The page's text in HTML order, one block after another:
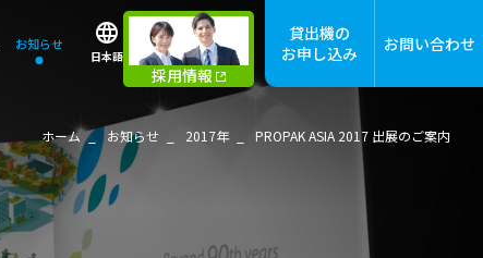
お知らせ
日本語
採用情報
貸出機の
お申し込み
お問い合わせ
ホーム お知らせ 2017年 PROPAK ASIA 2017 出展のご案内